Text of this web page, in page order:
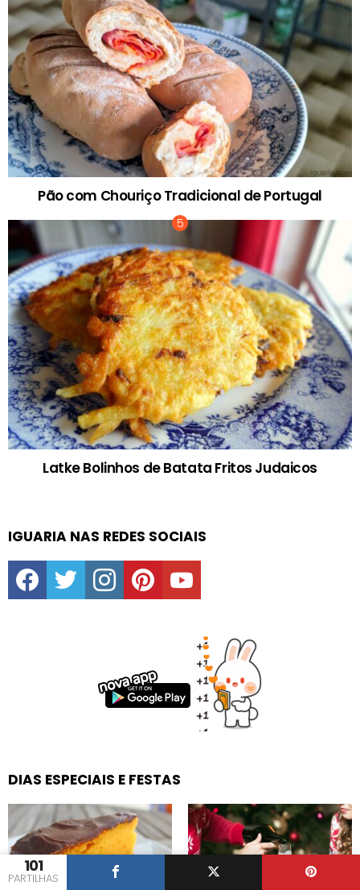
101
PARTILHAS
Pão com Chouriço Tradicional de Portugal
Latke Bolinhos de Batata Fritos Judaicos
IGUARIA NAS REDES SOCIAIS
facebooktwitter instagrampinterestyoutube
DIAS ESPECIAIS E FESTAS